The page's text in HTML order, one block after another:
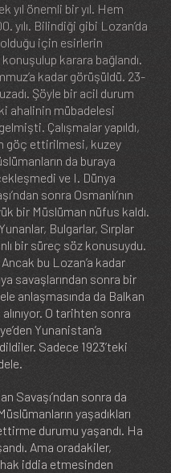
yıl önemli bir yıl. Hem
yılı. Bilindiği gibi Lozan’da
için esirlerin
karara bağlandı.
kadar görüşüldü. 23-
Şöyle bir acil durum
ahalinin mübadelesi
Çalışmalar yapıldı,
göç ettirilmesi, kuzey
da buraya
ve I. Dünya
sonra Osmanlı’nın
bir Müslüman nüfus kaldı.
Bulgarlar, Sırplar
bir süreç söz konusuydu.
bu Lozan’a kadar
savaşlarından sonra bir
anlaşmasında da Balkan
O tarihten sonra
Yunanistan’a
Sadece 1923’teki
Savaşı’ndan sonra da
yaşadıkları
durumu yaşandı. Ha
Ama oradakiler,
iddia etmesinden